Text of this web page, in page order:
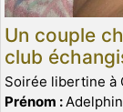
Un couple
club
Soirée libertine à
Prénom :